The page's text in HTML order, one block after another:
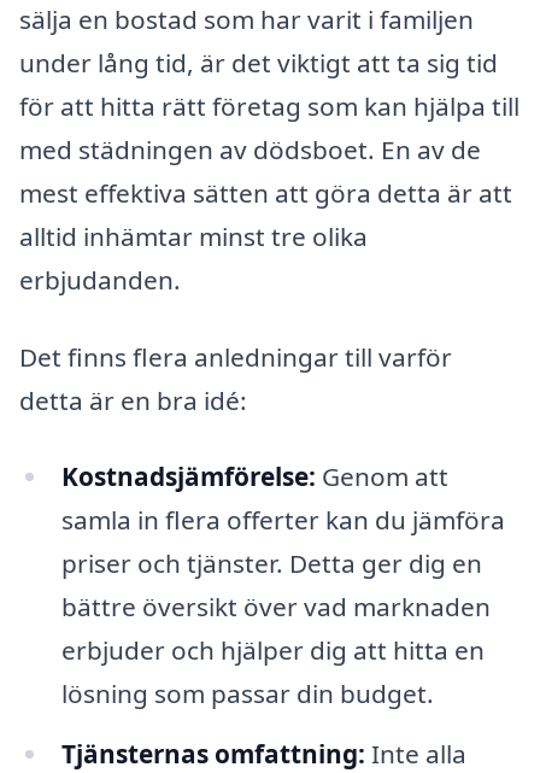
sälja en bostad som har varit i familjen
under lång tid, är det viktigt att ta sig tid
för att hitta rätt företag som kan hjälpa till
med städningen av dödsboet. En av de
mest effektiva sätten att göra detta är att
alltid inhämtar minst tre olika
erbjudanden.
Det finns flera anledningar till varför
detta är en bra idé:
Kostnadsjämförelse: Genom att
samla in flera offerter kan du jämföra
priser och tjänster. Detta ger dig en
bättre översikt över vad marknaden
erbjuder och hjälper dig att hitta en
lösning som passar din budget.
Tjänsternas omfattning: Inte alla